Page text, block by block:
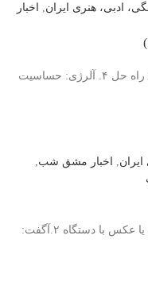
ادبی، هنری ایران
اخبار
۱.آلام: رنج‌ها ۲.آلاوه: شعله آتش ۳‌.آلترناتیو: راه حل ۴. آلرژی: حساسیت
اخبار مشق شب
۱.آگراندیسمان: بزرگ کردن نوشته، تصویر، یا عکس با دستگاه ۲.آگفت: